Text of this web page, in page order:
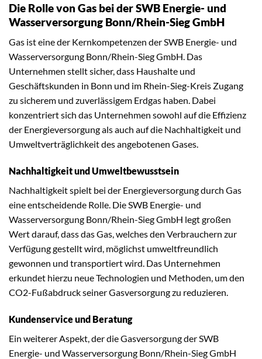
Die Rolle von Gas bei der SWB Energie- und
Wasserversorgung Bonn/Rhein-Sieg GmbH
Gas ist eine der Kernkompetenzen der SWB Energie- und
Wasserversorgung Bonn/Rhein-Sieg GmbH. Das
Unternehmen stellt sicher, dass Haushalte und
Geschäftskunden in Bonn und im Rhein-Sieg-Kreis Zugang
zu sicherem und zuverlässigem Erdgas haben. Dabei
konzentriert sich das Unternehmen sowohl auf die Effizienz
der Energieversorgung als auch auf die Nachhaltigkeit und
Umweltverträglichkeit des angebotenen Gases.
Nachhaltigkeit und Umweltbewusstsein
Nachhaltigkeit spielt bei der Energieversorgung durch Gas
eine entscheidende Rolle. Die SWB Energie- und
Wasserversorgung Bonn/Rhein-Sieg GmbH legt großen
Wert darauf, dass das Gas, welches den Verbrauchern zur
Verfügung gestellt wird, möglichst umweltfreundlich
gewonnen und transportiert wird. Das Unternehmen
erkundet hierzu neue Technologien und Methoden, um den
CO2-Fußabdruck seiner Gasversorgung zu reduzieren.
Kundenservice und Beratung
Ein weiterer Aspekt, der die Gasversorgung der SWB
Energie- und Wasserversorgung Bonn/Rhein-Sieg GmbH